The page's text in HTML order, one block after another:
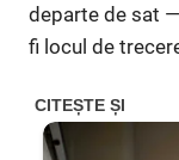
departe de sat
fi locul de